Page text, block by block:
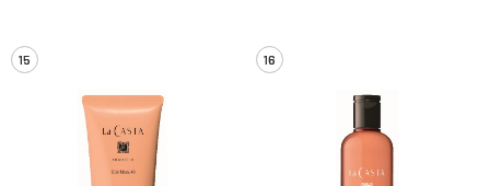
15 16